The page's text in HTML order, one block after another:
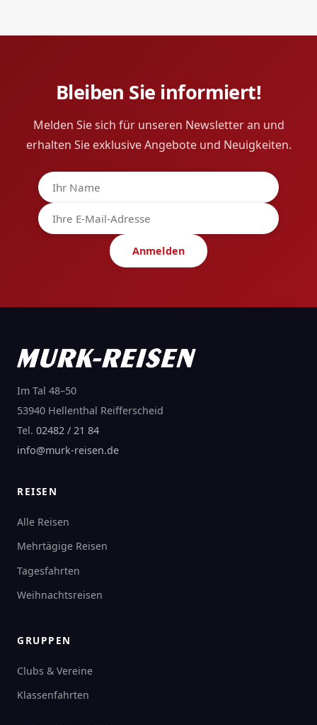
Bleiben Sie informiert!
Melden Sie sich für unseren Newsletter an und
erhalten Sie exklusive Angebote und Neuigkeiten.
Anmelden
Im Tal 48–50
53940 Hellenthal Reifferscheid
Tel. 02482 / 21 84
info@murk-reisen.de
REISEN
Alle Reisen
Mehrtägige Reisen
Tagesfahrten
Weihnachtsreisen
GRUPPEN
Clubs & Vereine
Klassenfahrten